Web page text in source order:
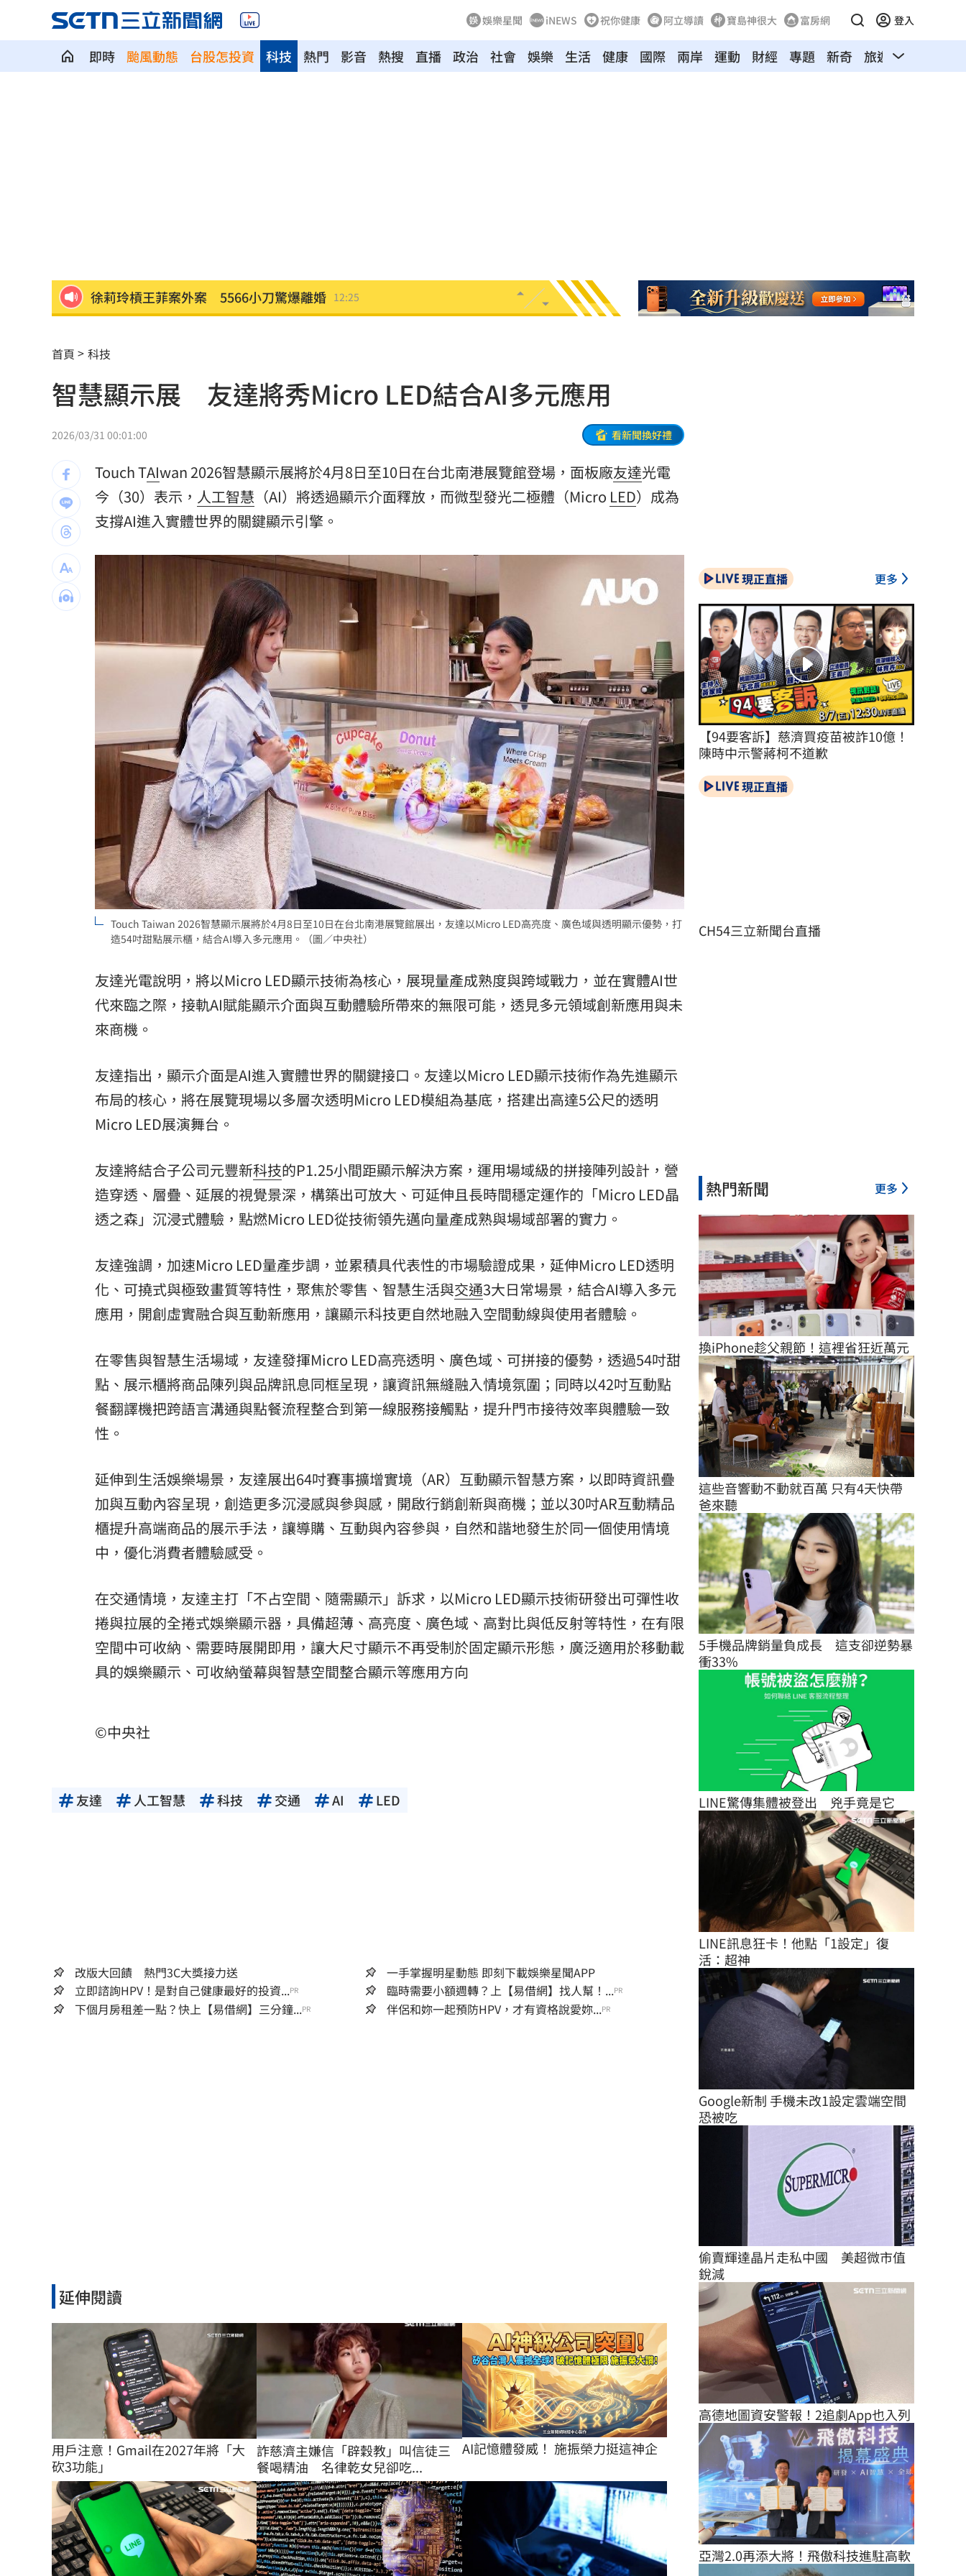
娛樂星聞 iNEWS 祝你健康 阿立導讀 寶島神很大 富房網 登入
即時 颱風動態 台股怎投資 熱門 影音 熱搜 直播 政治 社會 娛樂 生活 健康 國際 兩岸 運動 財經 專題 新奇
科技 旅遊 汽車
徐莉玲槓王菲案外案 5566小刀驚爆離婚 12:25
誰在回覆「幹嘛」？故宮南院小編身分曝光
中國攻台非解放軍？外媒點名2破口！ 12:23
昔遭抹黑謀財害命終平反 陳時中感性發聲
姜厚任女友自曝3碩1博 網搜本名查無此人
新／威加重罰300萬！問題苦茶油流向3縣市 12:18
毒油案延燒政院點名中市府 蔣萬安竟反問
肥大叔46歲驟逝！2年前曾逃過車禍死劫 12:16
酒測爆表！職軍「接近死亡狀態」照開上路
職場爸爸「5.5年沒加薪」！父親節調查曝 12:13
泰校園爆槍擊！釀2死20傷 學生槍手身亡 12:11
蘋果砍價失敗！長鑫存儲靠2底氣拒降價 12:10
掃把刺眼傷勢照曝光！女師恐失明要提告 12:10
新北國王簽周儀翔 毛加恩盛讚頂尖對抗性 12:08
台灣彩券開獎直播中 20:31
LIVE三立+24小時直播 15:27
三立iNEWS新聞台線上直播 18:00
商場戰國來臨 台中「頂奢大道」逐漸成形 12:00
「拍片人的多重宇宙」職涯論壇9/12登場！ 10:30
理想混蛋號召粉絲跨海追星吃美食！ 18:15
首頁 科技
智慧顯示展 友達將秀Micro LED結合AI多元應用
2026/03/31 00:01:00 看新聞換好禮
Touch TAIwan 2026智慧顯示展將於4月8日至10日在台北南港展覽館登場，面板廠友達光電
今（30）表示， 人工智慧 （AI）將透過顯示介面釋放，而微型發光二極體（Micro LED）成為
支撐AI進入實體世界的關鍵顯示引擎。
Touch Taiwan 2026智慧顯示展將於4月8日至10日在台北南港展覽館展出，友達以Micro LED高亮度、廣色域與透明顯示優勢，打
造54吋甜點展示櫃，結合AI導入多元應用。（圖／中央社）
友達光電說明，將以Micro LED顯示技術為核心，展現量產成熟度與跨域戰力，並在實體AI世
代來臨之際，接軌AI賦能顯示介面與互動體驗所帶來的無限可能，透見多元領域創新應用與未
來商機。
友達指出，顯示介面是AI進入實體世界的關鍵接口。友達以Micro LED顯示技術作為先進顯示
布局的核心，將在展覽現場以多層次透明Micro LED模組為基底，搭建出高達5公尺的透明
Micro LED展演舞台。
友達將結合子公司元豐新科技的P1.25小間距顯示解決方案，運用場域級的拼接陣列設計，營
造穿透、層疊、延展的視覺景深，構築出可放大、可延伸且長時間穩定運作的「Micro LED晶
透之森」沉浸式體驗，點燃Micro LED從技術領先邁向量產成熟與場域部署的實力。
友達強調，加速Micro LED量產步調，並累積具代表性的市場驗證成果，延伸Micro LED透明
化、可撓式與極致畫質等特性，聚焦於零售、智慧生活與交通3大日常場景，結合AI導入多元
應用，開創虛實融合與互動新應用，讓顯示科技更自然地融入空間動線與使用者體驗。
在零售與智慧生活場域，友達發揮Micro LED高亮透明、廣色域、可拼接的優勢，透過54吋甜
點、展示櫃將商品陳列與品牌訊息同框呈現，讓資訊無縫融入情境氛圍；同時以42吋互動點
餐翻譯機把跨語言溝通與點餐流程整合到第一線服務接觸點，提升門市接待效率與體驗一致
性。
延伸到生活娛樂場景，友達展出64吋賽事擴增實境（AR）互動顯示智慧方案，以即時資訊疊
加與互動內容呈現，創造更多沉浸感與參與感，開啟行銷創新與商機；並以30吋AR互動精品
櫃提升高端商品的展示手法，讓導購、互動與內容參與，自然和諧地發生於同一個使用情境
中，優化消費者體驗感受。
在交通情境，友達主打「不占空間、隨需顯示」訴求，以Micro LED顯示技術研發出可彈性收
捲與拉展的全捲式娛樂顯示器，具備超薄、高亮度、廣色域、高對比與低反射等特性，在有限
空間中可收納、需要時展開即用，讓大尺寸顯示不再受制於固定顯示形態，廣泛適用於移動載
具的娛樂顯示、可收納螢幕與智慧空間整合顯示等應用方向
©中央社
友達 人工智慧 科技 交通 AI LED
改版大回饋 熱門3C大獎接力送
一手掌握明星動態 即刻下載娛樂星聞APP
立即諮詢HPV！是對自己健康最好的投資...PR 臨時需要小額週轉？上【易借網】找人幫！...PR
下個月房租差一點？快上【易借網】三分鐘...PR 伴侶和妳一起預防HPV，才有資格說愛妳...PR
延伸閱讀
用戶注意！Gmail在2027年將「大
砍3功能」
詐慈濟主嫌信「辟穀教」叫信徒三
餐喝精油 名律乾女兒卻吃...
AI記憶體發威！ 施振榮力挺這神企
現正直播 更多
【94要客訴】慈濟買疫苗被詐10億！
陳時中示警蔣柯不道歉
現正直播
CH54三立新聞台直播
熱門新聞 更多
換iPhone趁父親節！這裡省狂近萬元
這些音響動不動就百萬 只有4天快帶
爸來聽
5手機品牌銷量負成長　這支卻逆勢暴
衝33%
LINE驚傳集體被登出　兇手竟是它
LINE訊息狂卡！他點「1設定」復
活：超神
Google新制 手機未改1設定雲端空間
恐被吃
偷賣輝達晶片走私中國　美超微市值
銳減
高德地圖資安警報！2追劇App也入列
亞灣2.0再添大將！飛傲科技進駐高軟